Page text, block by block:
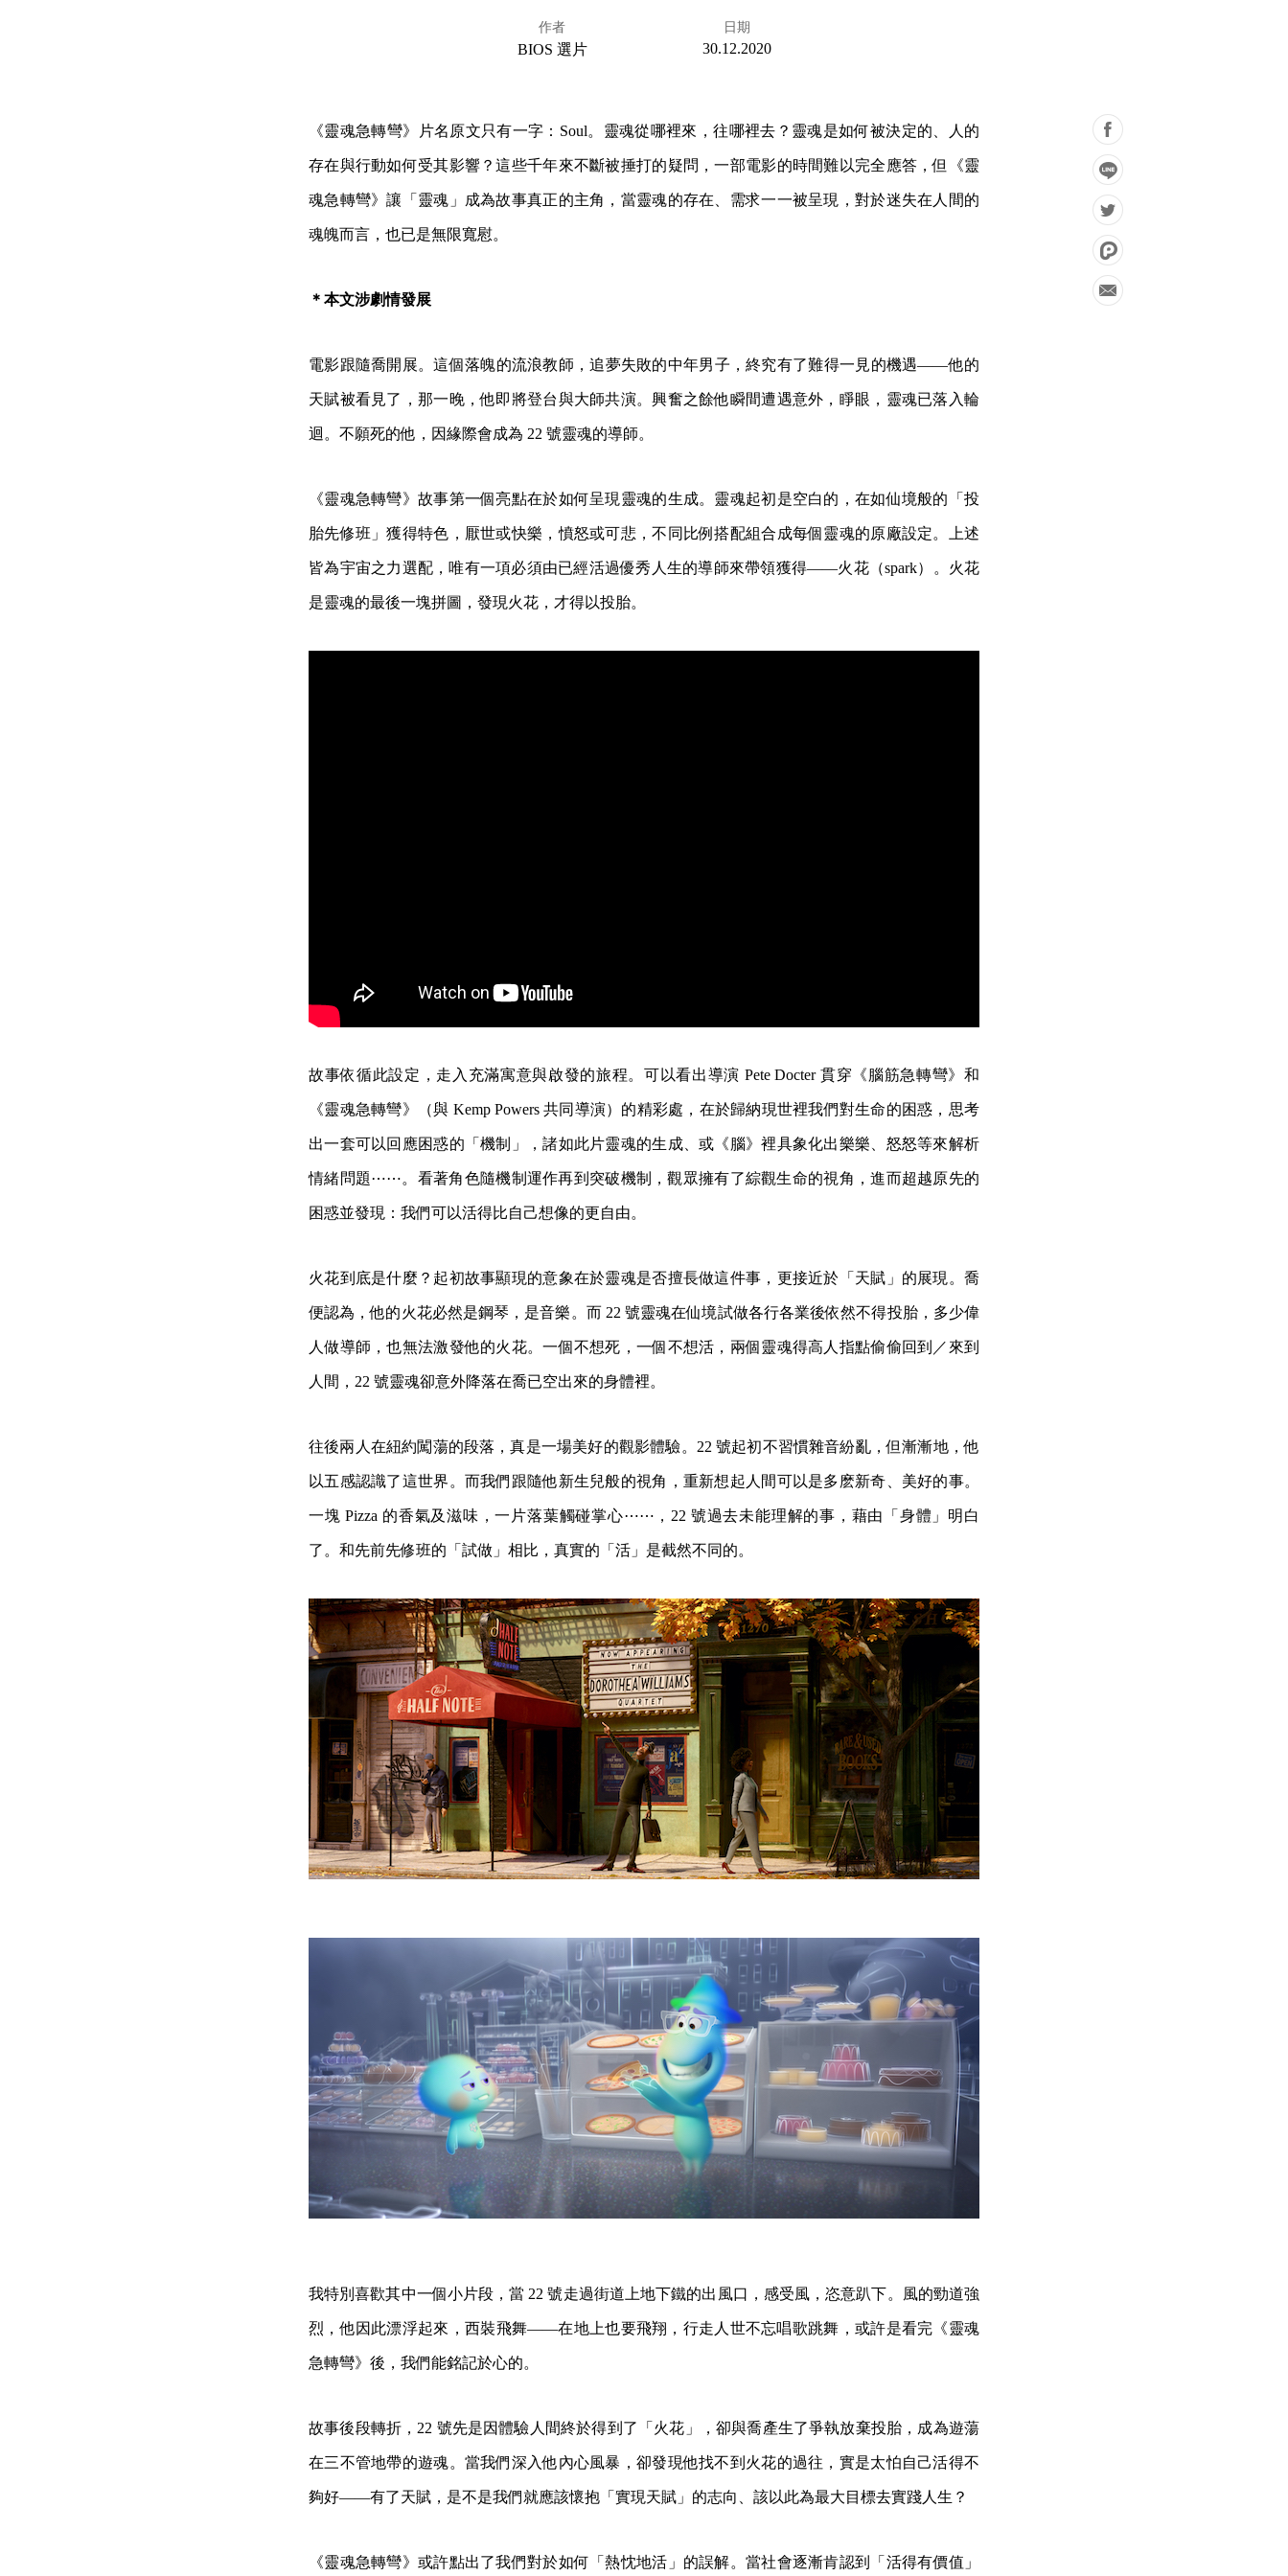
作者
BIOS 選片
日期
30.12.2020
《靈魂急轉彎》片名原文只有一字：Soul。靈魂從哪裡來，往哪裡去？靈魂是如何被決定的、人的
存在與行動如何受其影響？這些千年來不斷被捶打的疑問，一部電影的時間難以完全應答，但《靈
魂急轉彎》讓「靈魂」成為故事真正的主角，當靈魂的存在、需求一一被呈現，對於迷失在人間的
魂魄而言，也已是無限寬慰。
＊本文涉劇情發展
電影跟隨喬開展。這個落魄的流浪教師，追夢失敗的中年男子，終究有了難得一見的機遇——他的
天賦被看見了，那一晚，他即將登台與大師共演。興奮之餘他瞬間遭遇意外，睜眼，靈魂已落入輪
迴。不願死的他，因緣際會成為 22 號靈魂的導師。
《靈魂急轉彎》故事第一個亮點在於如何呈現靈魂的生成。靈魂起初是空白的，在如仙境般的「投
胎先修班」獲得特色，厭世或快樂，憤怒或可悲，不同比例搭配組合成每個靈魂的原廠設定。上述
皆為宇宙之力選配，唯有一項必須由已經活過優秀人生的導師來帶領獲得——火花（spark）。火花
是靈魂的最後一塊拼圖，發現火花，才得以投胎。
故事依循此設定，走入充滿寓意與啟發的旅程。可以看出導演 Pete Docter 貫穿《腦筋急轉彎》和
《靈魂急轉彎》（與 Kemp Powers 共同導演）的精彩處，在於歸納現世裡我們對生命的困惑，思考
出一套可以回應困惑的「機制」，諸如此片靈魂的生成、或《腦》裡具象化出樂樂、怒怒等來解析
情緒問題⋯⋯。看著角色隨機制運作再到突破機制，觀眾擁有了綜觀生命的視角，進而超越原先的
困惑並發現：我們可以活得比自己想像的更自由。
火花到底是什麼？起初故事顯現的意象在於靈魂是否擅長做這件事，更接近於「天賦」的展現。喬
便認為，他的火花必然是鋼琴，是音樂。而 22 號靈魂在仙境試做各行各業後依然不得投胎，多少偉
人做導師，也無法激發他的火花。一個不想死，一個不想活，兩個靈魂得高人指點偷偷回到／來到
人間，22 號靈魂卻意外降落在喬已空出來的身體裡。
往後兩人在紐約闖蕩的段落，真是一場美好的觀影體驗。22 號起初不習慣雜音紛亂，但漸漸地，他
以五感認識了這世界。而我們跟隨他新生兒般的視角，重新想起人間可以是多麽新奇、美好的事。
一塊 Pizza 的香氣及滋味，一片落葉觸碰掌心⋯⋯，22 號過去未能理解的事，藉由「身體」明白
了。和先前先修班的「試做」相比，真實的「活」是截然不同的。
我特別喜歡其中一個小片段，當 22 號走過街道上地下鐵的出風口，感受風，恣意趴下。風的勁道強
烈，他因此漂浮起來，西裝飛舞——在地上也要飛翔，行走人世不忘唱歌跳舞，或許是看完《靈魂
急轉彎》後，我們能銘記於心的。
故事後段轉折，22 號先是因體驗人間終於得到了「火花」，卻與喬產生了爭執放棄投胎，成為遊蕩
在三不管地帶的遊魂。當我們深入他內心風暴，卻發現他找不到火花的過往，實是太怕自己活得不
夠好——有了天賦，是不是我們就應該懷抱「實現天賦」的志向、該以此為最大目標去實踐人生？
《靈魂急轉彎》或許點出了我們對於如何「熱忱地活」的誤解。當社會逐漸肯認到「活得有價值」